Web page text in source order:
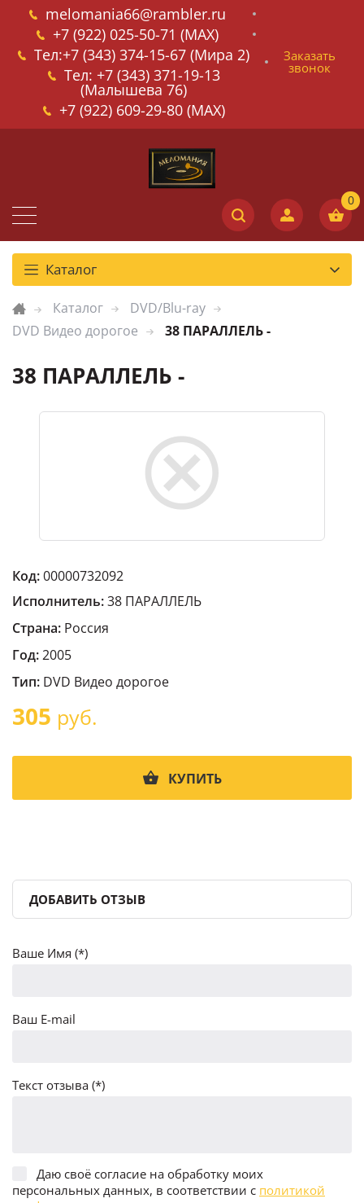
melomania66@rambler.ru
+7 (922) 025-50-71 (MAX)
Тел:+7 (343) 374-15-67 (Мира 2)
Тел: +7 (343) 371-19-13
(Малышева 76)
+7 (922) 609-29-80 (MAX)
Заказать
звонок
Каталог
Каталог
DVD/Blu-ray
DVD Видео дорогое
38 ПАРАЛЛЕЛЬ -
38 ПАРАЛЛЕЛЬ -
Код:00000732092
Исполнитель:38 ПАРАЛЛЕЛЬ
Страна: Россия
Год:2005
Тип: DVD Видео дорогое
305 руб.
КУПИТЬ
ДОБАВИТЬ ОТЗЫВ
Ваше Имя (*)
Ваш E-mail
Текст отзыва (*)
Даю своё согласие на обработку моих
персональных данных, в соответствии с политикой